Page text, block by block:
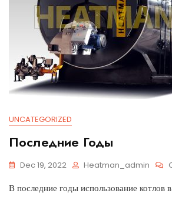
UNCATEGORIZED
Последние Годы
Dec 19, 2022 Heatman_admin
В последние годы использование котлов